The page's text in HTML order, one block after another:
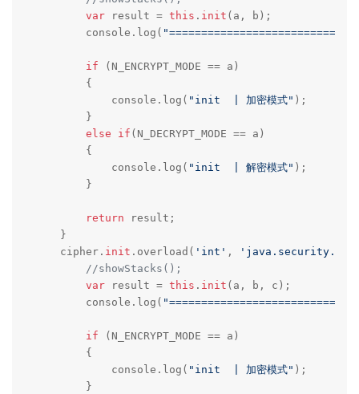
var result = this . init (a, b);
        console.log(
if (N_ENCRYPT_MODE == a)
        {
            console.log(
"init  | 加密模式" );
        }
else
if (N_DECRYPT_MODE == a)
        {
            console.log(
"init  | 解密模式" );
        }
return result;
    }
    cipher.
init .overload( 'int' ,
//showStacks();
var result = this . init (a, b, c);
        console.log(
if (N_ENCRYPT_MODE == a)
        {
            console.log(
"init  | 加密模式" );
        }